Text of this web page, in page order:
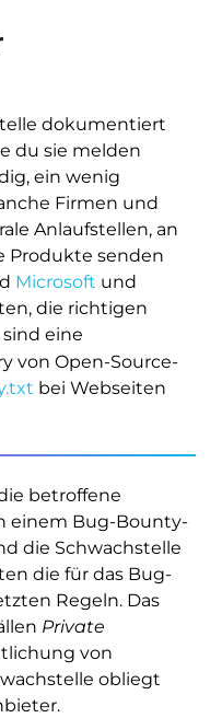
dokumentiert
du sie melden
ein wenig
Firmen und
Anlaufstellen, an
Produkte senden
Microsoft und
die richtigen
eine
von Open-Source-
bei Webseiten
betroffene
einem Bug-Bounty-
die Schwachstelle
die für das Bug-
Regeln. Das
Private
von
obliegt